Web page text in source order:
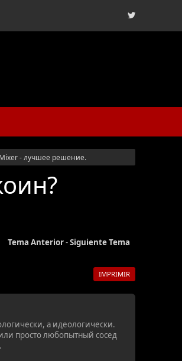
- лучшее решение.
Tema Anterior-Siguiente Tema
IMPRIMIR
а идеологически.
просто любопытный сосед